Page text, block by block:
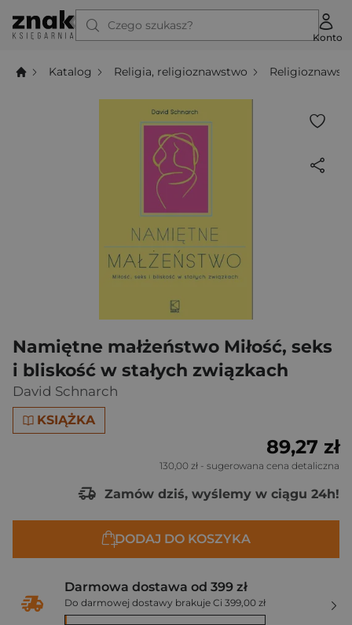
Czego szukasz?
Konto
Katalog Religia, religioznawstwo
Namiętne małżeństwo Miłość, seks
i bliskość w stałych związkach
David Schnarch
KSIĄŻKA
89,27 zł
130,00 zł - sugerowana cena detaliczna
Zamów dziś, wyślemy w ciągu 24h!
DODAJ DO KOSZYKA
Darmowa dostawa od 399 zł
Do darmowej dostawy brakuje Ci 399,00 zł